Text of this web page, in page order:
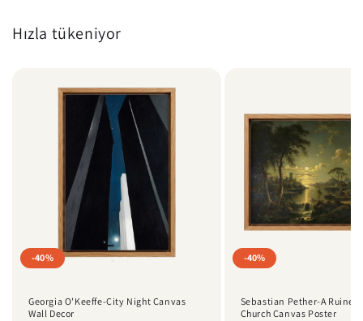
Hızla tükeniyor
-40%
Georgia O'Keeffe-City Night Canvas
Wall Decor
-40%
Sebastian Pether-A Ruined
Church Canvas Poster